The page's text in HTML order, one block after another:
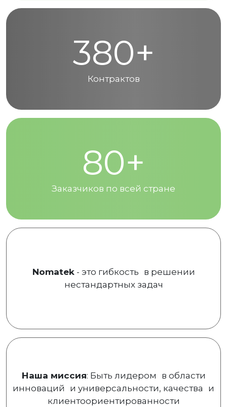
380+
Контрактов
80+
Заказчиков по всей стране
Nomatek- это гибкость в решении
нестандартных задач
Наша миссия: Быть лидером в области
инноваций и универсальности, качества и
клиентоориентированности